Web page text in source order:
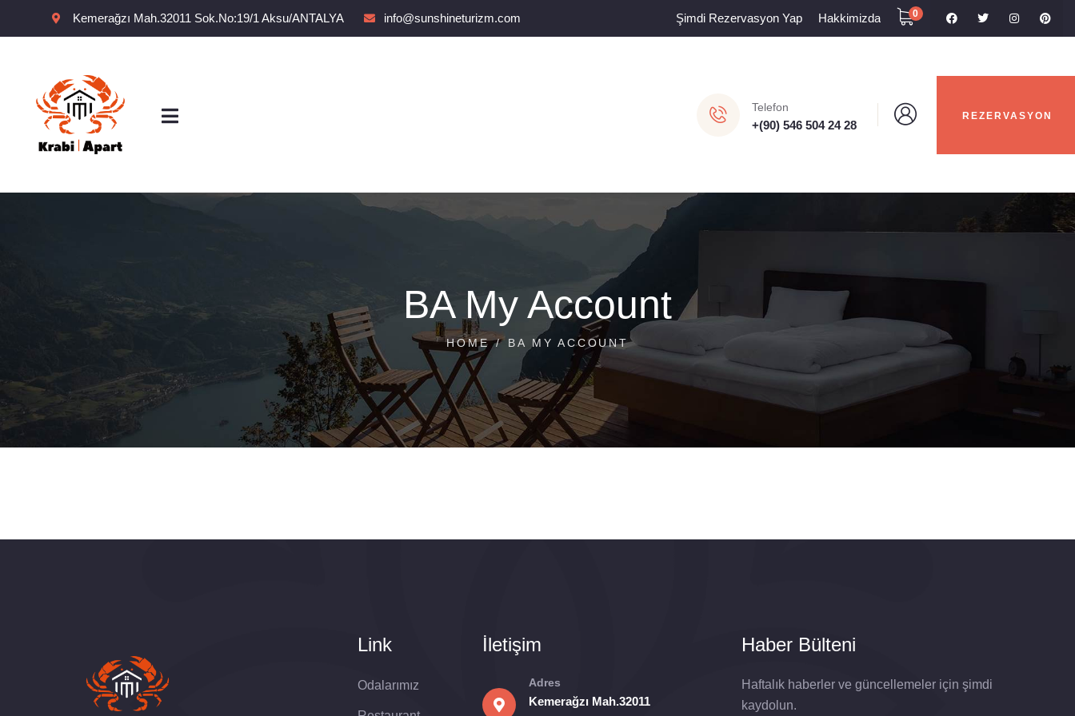
Kemerağzı Mah.32011 Sok.No:19/1 Aksu/ANTALYA info@sunshineturizm.com Şimdi Rezervasyon Yap Hakkimizda 0
Telefon
+(90) 546 504 24 28
REZERVASYON
BA My Account
HOME BA MY ACCOUNT
Link
Odalarımız
İletişim
Adres
Kemerağzı Mah.32011
Haber Bülteni
Haftalık haberler ve güncellemeler için şimdi
kaydolun.